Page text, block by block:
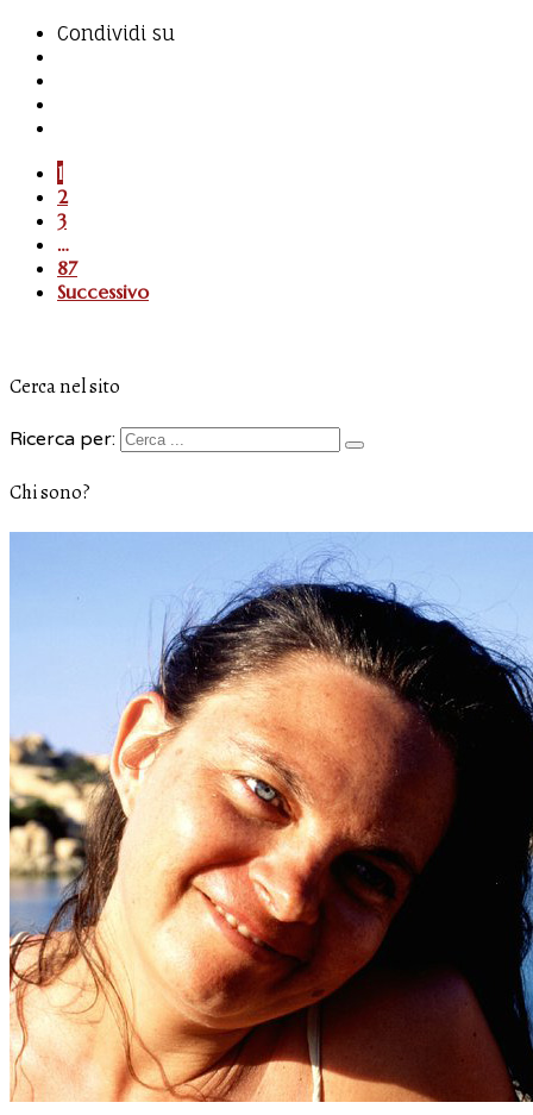
Condividi su
1
2
3
…
87
Successivo
Cerca nel sito
Ricerca per:
Chi sono?